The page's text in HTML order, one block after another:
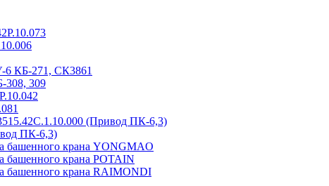
6 КБ-271, СК3861
308, 309
(Привод ПК-6,3)
ПК-6,3)
башенного крана YONGMAO
башенного крана POTAIN
башенного крана RAIMONDI